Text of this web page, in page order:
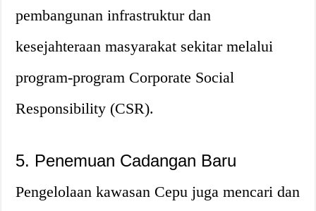
pembangunan infrastruktur dan
kesejahteraan masyarakat sekitar melalui
program-program Corporate Social
Responsibility (CSR).
5. Penemuan Cadangan Baru
Pengelolaan kawasan Cepu juga mencari dan